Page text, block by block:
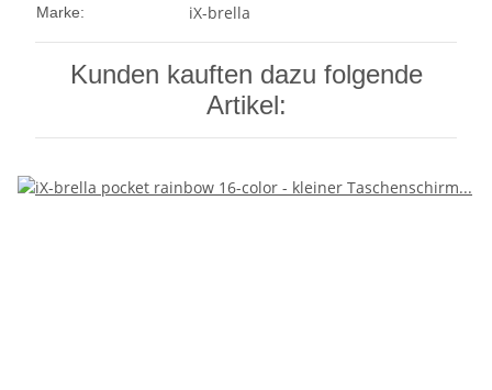
Marke: iX-brella
Kunden kauften dazu folgende
Artikel: